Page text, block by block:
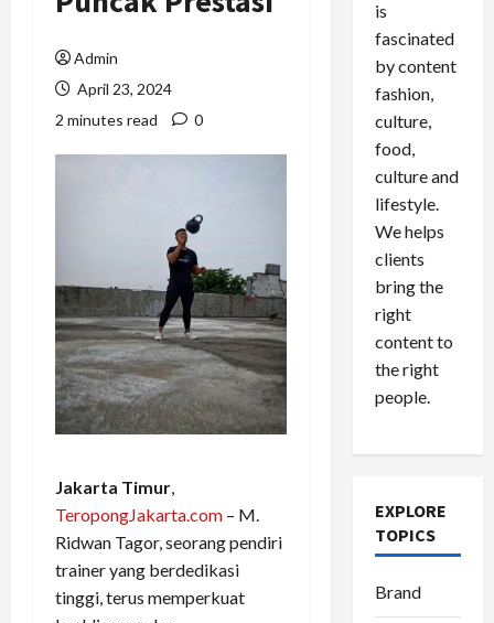
Admin
April 23, 2024
2 minutes read
0
Jakarta Timur,
TeropongJakarta.com – M.
Ridwan Tagor, seorang pendiri
trainer yang berdedikasi
tinggi, terus memperkuat
is
fascinated
by content
fashion,
culture,
food,
culture and
lifestyle.
We helps
clients
bring the
right
content to
the right
people.
EXPLORE
TOPICS
Brand